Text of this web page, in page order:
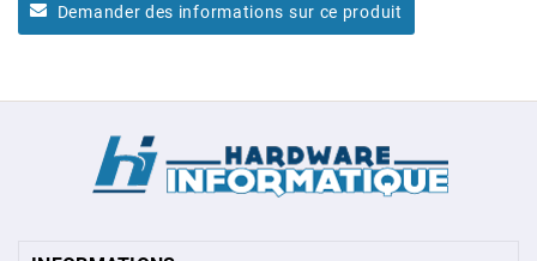
Demander des informations sur ce produit